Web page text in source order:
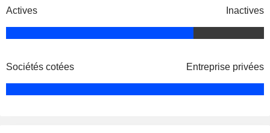
Actives Inactives
Sociétés cotées Entreprise privées